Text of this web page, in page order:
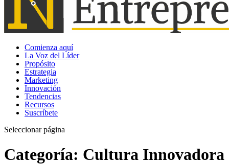
Comienza aquí
La Voz del Líder
Propósito
Estrategia
Marketing
Innovación
Tendencias
Recursos
Suscríbete
Seleccionar página
Categoría: Cultura Innovadora